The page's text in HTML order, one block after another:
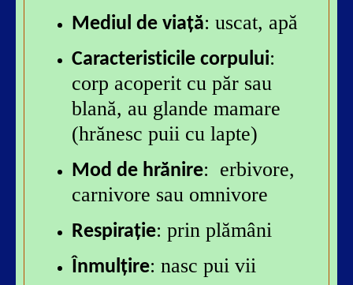
Mediul de viață: uscat, apă
Caracteristicile corpului:
corp acoperit cu păr sau
blană, au glande mamare
(hrănesc puii cu lapte)
Mod de hrănire: erbivore,
carnivore sau omnivore
Respirație: prin plămâni
Înmulțire: nasc pui vii